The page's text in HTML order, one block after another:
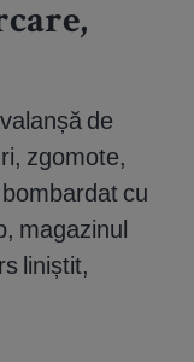
de
zgomote,
cu
magazinul
liniștit,